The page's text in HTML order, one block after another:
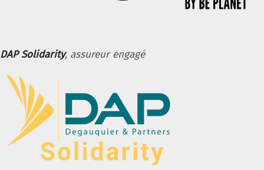
DAP Solidarity, assureur engagé